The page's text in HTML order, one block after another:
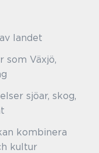
landet
som Växjö,
sjöar, skog,
kombinera
kultur